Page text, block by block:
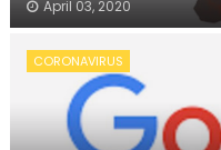
April 03, 2020
CORONAVIRUS